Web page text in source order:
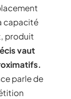
capacité
produit
vaut
parle de